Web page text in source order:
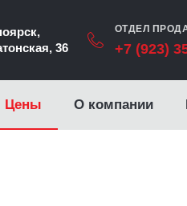
36
ОТДЕЛ
+7 (923)
Цены О компании